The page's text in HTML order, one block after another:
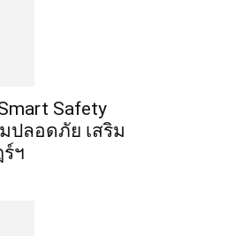
Safety
ปลอดภัย เสริม
ฯ